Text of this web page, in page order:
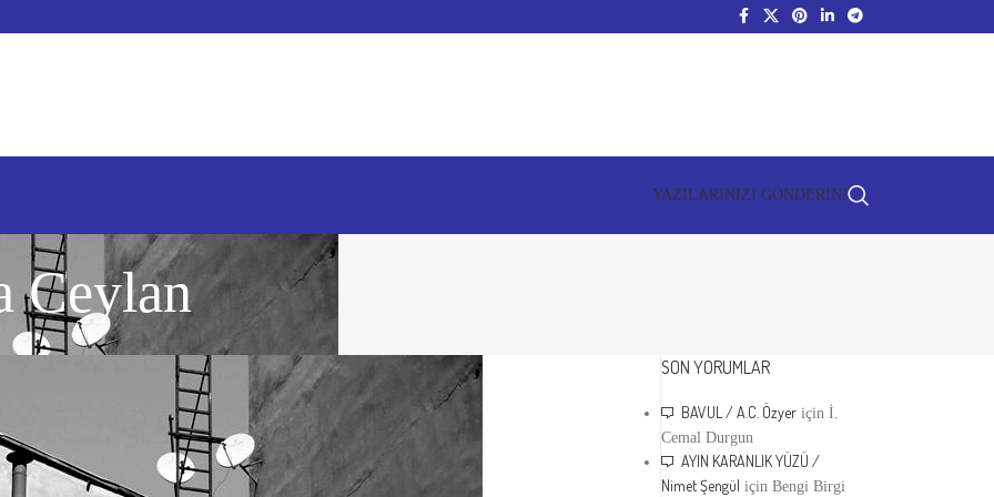
YAZILARINIZI GÖNDERİN!
Ceylan
SON YORUMLAR
BAVUL / A.C. Özyer içinİ.
Cemal Durgun
AYIN KARANLIK YÜZÜ /
Nimet Şengül içinBengi Birgi